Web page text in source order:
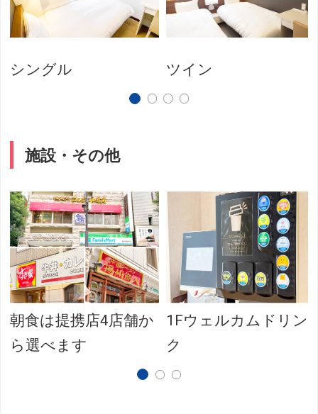
シングル ツイン
施設・その他
朝食は提携店4店舗か
ら選べます
1Fウェルカムドリン
ク